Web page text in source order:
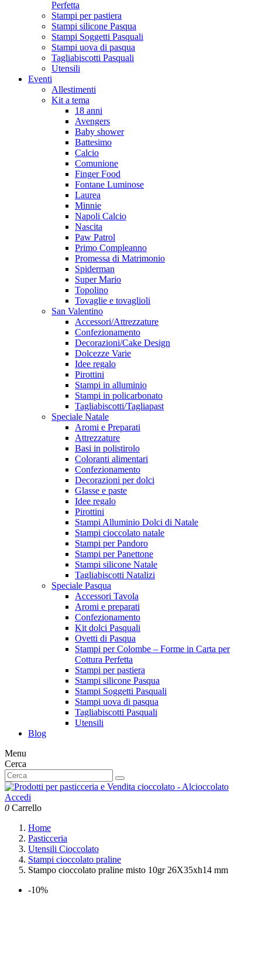
Perfetta
Stampi per pastiera
Stampi silicone Pasqua
Stampi Soggetti Pasquali
Stampi uova di pasqua
Tagliabiscotti Pasquali
Utensili
Eventi
Allestimenti
Kit a tema
18 anni
Avengers
Baby shower
Battesimo
Calcio
Comunione
Finger Food
Fontane Luminose
Laurea
Minnie
Napoli Calcio
Nascita
Paw Patrol
Primo Compleanno
Promessa di Matrimonio
Spiderman
Super Mario
Topolino
Tovaglie e tovaglioli
San Valentino
Accessori/Attrezzature
Confezionamento
Decorazioni/Cake Design
Dolcezze Varie
Idee regalo
Pirottini
Stampi in alluminio
Stampi in policarbonato
Tagliabiscotti/Tagliapast
Speciale Natale
Aromi e Preparati
Attrezzature
Basi in polistirolo
Coloranti alimentari
Confezionamento
Decorazioni per dolci
Glasse e paste
Idee regalo
Pirottini
Stampi Alluminio Dolci di Natale
Stampi cioccolato natale
Stampi per Pandoro
Stampi per Panettone
Stampi silicone Natale
Tagliabiscotti Natalizi
Speciale Pasqua
Accessori Tavola
Aromi e preparati
Confezionamento
Kit dolci Pasquali
Ovetti di Pasqua
Stampi per Colombe – Forme in Carta per
Cottura Perfetta
Stampi per pastiera
Stampi silicone Pasqua
Stampi Soggetti Pasquali
Stampi uova di pasqua
Tagliabiscotti Pasquali
Utensili
Blog
Menu
Cerca
Accedi
0 Carrello
Home
Pasticceria
Utensili Cioccolato
Stampi cioccolato praline
Stampo cioccolato praline misto 10gr 26X35xh14 mm
-10%